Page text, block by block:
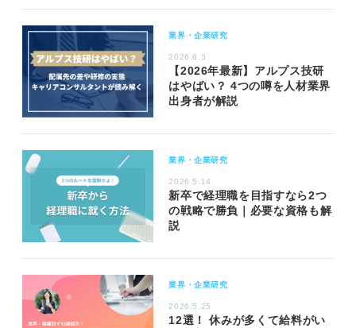
業界・企業研究
2026.8.3
【2026年最新】アルプス技研
はやばい？ 4つの噂を人材業界
出身者が解説
業界・企業研究
2026.5.14
新卒で経理職を目指すなら2つ
の戦略で勝負｜必要な資格も解
説
業界・企業研究
2026.5.25
12選！ 休みが多くて給料がい